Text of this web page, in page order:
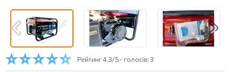
Рейтинг4.3/5 - голосів: 3